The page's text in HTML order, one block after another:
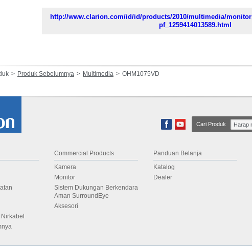
http://www.clarion.com/id/id/products/2010/multimedia/
pf_1259414013589.html
Produk Sebelumnya Multimedia OHM1075VD
Cari Produk
Commercial Products
Kamera
Monitor
Sistem Dukungan Berkendara
Aman SurroundEye
Aksesori
Panduan Belanja
Katalog
Dealer